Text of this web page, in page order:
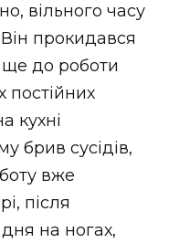
вільного часу
прокидався
до роботи
постійних
кухні
брив сусідів,
вже
після
на ногах,